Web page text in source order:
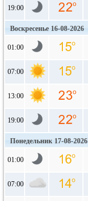
19:00
Воскресенье 16-08-2026
01:00
07:00
13:00
19:00
Понедельник 17-08-2026
01:00
07:00